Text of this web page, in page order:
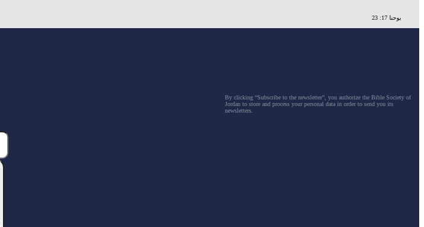
يوحنا 17: 23
By clicking “Subscribe to the newsletter”, you authorize the Bible Society of
Jordan to store and process your personal data in order to send you its
newsletters.